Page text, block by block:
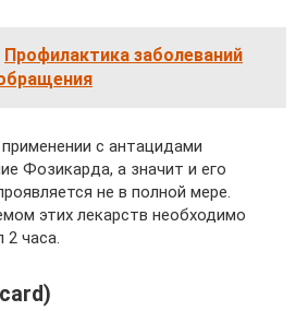
Профилактика заболеваний
с антацидами
Фозикарда, а значит и его
не в полной мере.
этих лекарств необходимо
2 часа.